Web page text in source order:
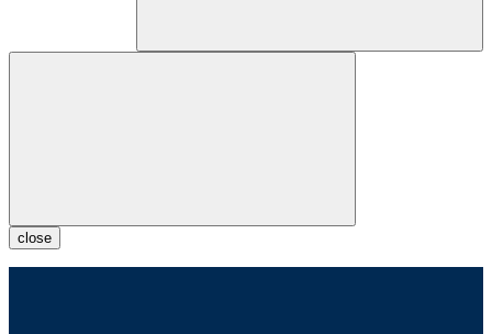
close